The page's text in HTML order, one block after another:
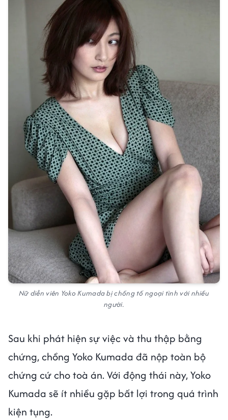
Nữ diễn viên Yoko Kumada bị chồng tố ngoại tình với nhiều
người.
Sau khi phát hiện sự việc và thu thập bằng
chứng, chồng Yoko Kumada đã nộp toàn bộ
chứng cứ cho toà án. Với động thái này, Yoko
Kumada sẽ ít nhiều gặp bất lợi trong quá trình
kiện tụng.